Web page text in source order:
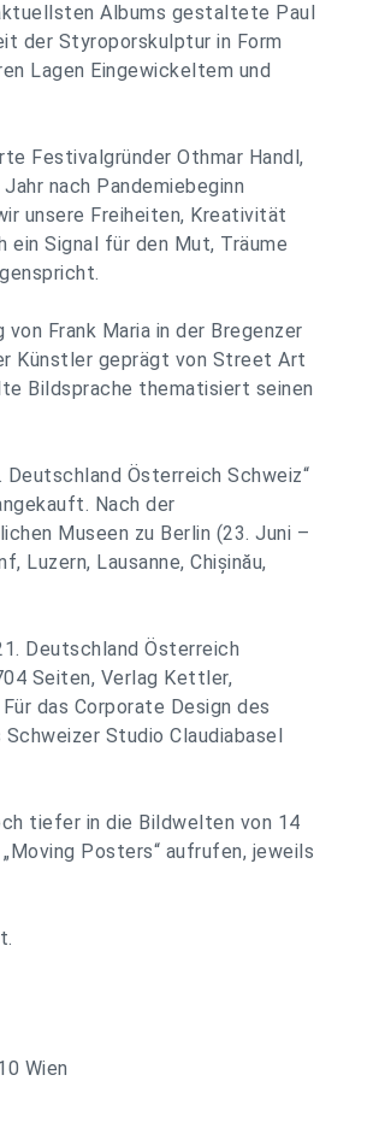
Albums gestaltete Paul
der Styroporskulptur in Form
Lagen Eingewickeltem und
Festivalgründer Othmar Handl,
nach Pandemiebeginn
unsere Freiheiten, Kreativität
ein Signal für den Mut, Träume
Frank Maria in der Bregenzer
Künstler geprägt von Street Art
Bildsprache thematisiert seinen
Österreich Schweiz“
Nach der
Museen zu Berlin (23. Juni –
Luzern, Lausanne, Chișinău,
Deutschland Österreich
Seiten, Verlag Kettler,
das Corporate Design des
Studio Claudiabasel
tiefer in die Bildwelten von 14
Posters“ aufrufen, jeweils
Wien